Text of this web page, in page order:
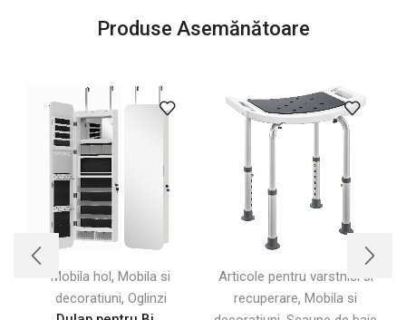
Produse Asemănătoare
Mobila hol, Mobila si
decoratiuni, Oglinzi
Articole pentru varstnici si
recuperare, Mobila si